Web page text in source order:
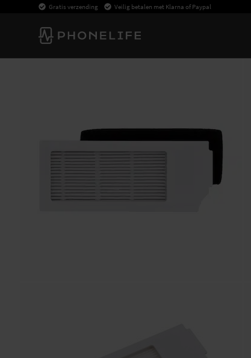
Gratis verzending Veilig betalen met Klarna of Paypal